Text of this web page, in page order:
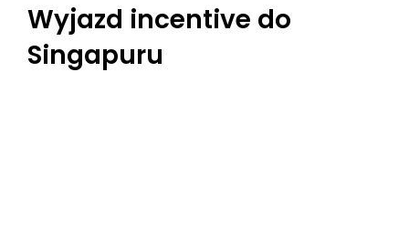
Wyjazd incentive do
Singapuru